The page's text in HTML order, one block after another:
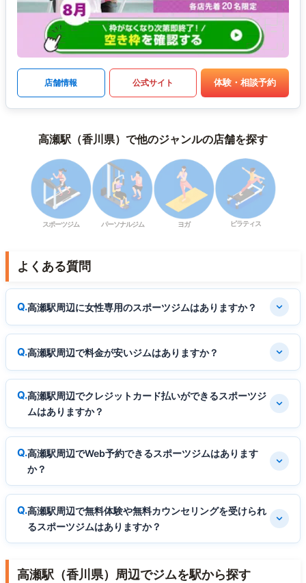
店舗情報 公式サイト 体験・相談予約
高瀬駅（香川県）で他のジャンルの店舗を探す
スポーツジム パーソナルジム ヨガ ピラティス
よくある質問
高瀬駅周辺に女性専用のスポーツジムはありますか？
高瀬駅周辺で料金が安いジムはありますか？
高瀬駅周辺でクレジットカード払いができるスポーツジ
ムはありますか？
高瀬駅周辺でWeb予約できるスポーツジムはあります
か？
高瀬駅周辺で無料体験や無料カウンセリングを受けられ
るスポーツジムはありますか？
高瀬駅（香川県）周辺でジムを駅から探す